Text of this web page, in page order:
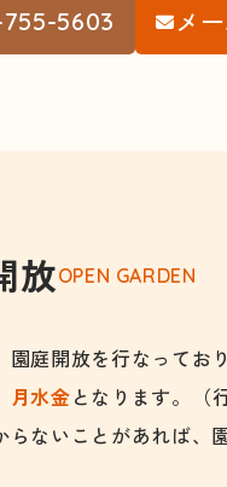
5603 メ
放OPEN GARDEN
園庭開放を行なってお
月水金となります。
らないことがあれば、